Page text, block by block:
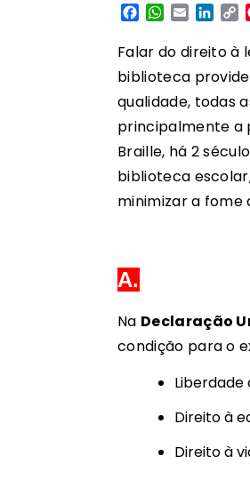
Facebook
WhatsApp
Email
Falar do direito à
biblioteca
qualidade, todas
principalmente a
Braille, há 2
biblioteca
minimizar a fome
A.
Na Declaração
condição para o
Liberdade
Direito à
Direito à